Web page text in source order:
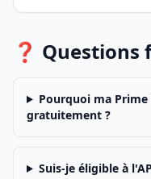
❓ Questions
Pourquoi ma
gratuitement ?
Suis-je éligible à